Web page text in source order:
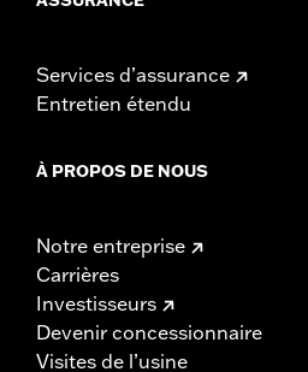
Services d’assurance
Entretien étendu
À PROPOS DE NOUS
Notre entreprise
Carrières
Investisseurs
Devenir concessionnaire
Visites de l’usine